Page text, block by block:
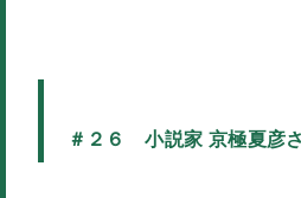
＃２６ 小説家 京極夏彦さ